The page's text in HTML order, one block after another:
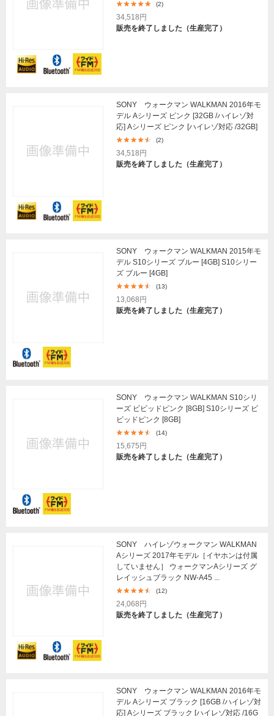
(2)
34,518円
販売を終了しました（生産完了）
SONY ウォークマン WALKMAN 2016年モ
デル Aシリーズ ピンク [32GB /ハイレゾ対
応] Aシリーズ ピンク [ハイレゾ対応 /32GB]
(2)
34,518円
販売を終了しました（生産完了）
SONY ウォークマン WALKMAN 2015年モ
デル S10シリーズ ブルー [4GB] S10シリー
ズ ブルー [4GB]
(13)
13,068円
販売を終了しました（生産完了）
SONY ウォークマン WALKMAN S10シリ
ーズ ビビッドピンク [8GB] S10シリーズ ビ
ビッドピンク [8GB]
(14)
15,675円
販売を終了しました（生産完了）
SONY ハイレゾウォークマン WALKMAN
Aシリーズ 2017年モデル［イヤホンは付属
していません］ ウォークマンAシリーズ グ
レイッシュブラック NW-A45 ...
(12)
24,068円
販売を終了しました（生産完了）
SONY ウォークマン WALKMAN 2016年モ
デル Aシリーズ ブラック [16GB /ハイレゾ対
応] Aシリーズ ブラック [ハイレゾ対応 /16G